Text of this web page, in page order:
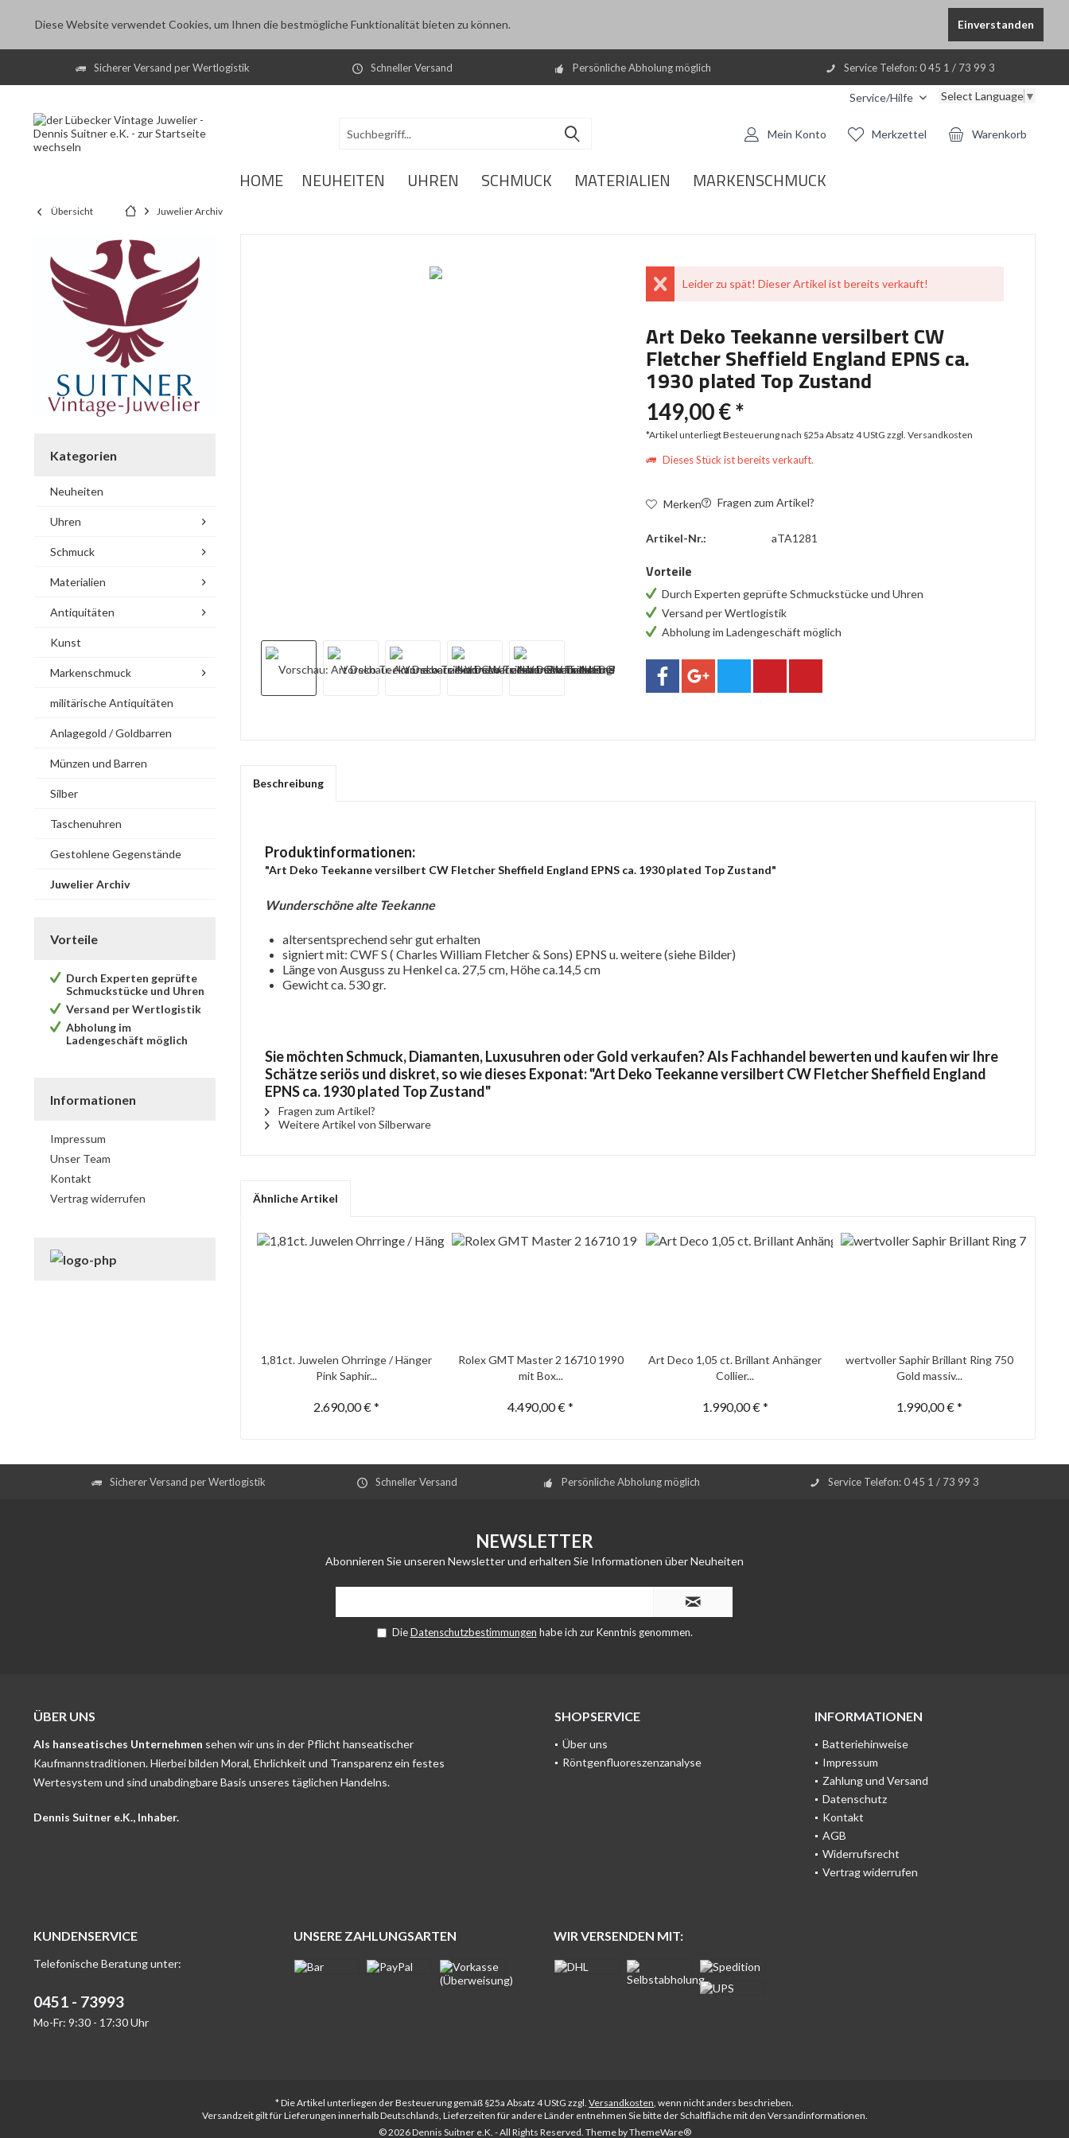
Diese Website verwendet Cookies, um Ihnen die bestmögliche Funktionalität bieten zu können. Einverstanden
Sicherer Versand per Wertlogistik Schneller Versand Persönliche Abholung möglich Service Telefon: 0 45 1 / 73 99 3
Service/Hilfe Select Language ▼
Warenkorb
Merkzettel
Mein Konto
HOME NEUHEITEN UHREN SCHMUCK MATERIALIEN MARKENSCHMUCK
Übersicht Juwelier Archiv
Kategorien
Neuheiten
Uhren
Schmuck
Materialien
Antiquitäten
Kunst
Markenschmuck
militärische Antiquitäten
Anlagegold / Goldbarren
Münzen und Barren
Silber
Taschenuhren
Gestohlene Gegenstände
Juwelier Archiv
Vorteile
Durch Experten geprüfte
Schmuckstücke und Uhren
Versand per Wertlogistik
Abholung im
Ladengeschäft möglich
Informationen
Impressum
Unser Team
Kontakt
Vertrag widerrufen
Leider zu spät! Dieser Artikel ist bereits verkauft!
Art Deko Teekanne versilbert CW
Fletcher Sheffield England EPNS ca.
1930 plated Top Zustand
149,00 € *
*Artikel unterliegt Besteuerung nach §25a Absatz 4 UStG zzgl. Versandkosten
Dieses Stück ist bereits verkauft.
Merken Fragen zum Artikel?
Artikel-Nr.: aTA1281
Vorteile
Durch Experten geprüfte Schmuckstücke und Uhren
Versand per Wertlogistik
Abholung im Ladengeschäft möglich
Beschreibung
Produktinformationen:
"Art Deko Teekanne versilbert CW Fletcher Sheffield England EPNS ca. 1930 plated Top Zustand"
Wunderschöne alte Teekanne
altersentsprechend sehr gut erhalten
signiert mit: CWF S ( Charles William Fletcher & Sons) EPNS u. weitere (siehe Bilder)
Länge von Ausguss zu Henkel ca. 27,5 cm, Höhe ca.14,5 cm
Gewicht ca. 530 gr.
Sie möchten Schmuck, Diamanten, Luxusuhren oder Gold verkaufen? Als Fachhandel bewerten und kaufen wir Ihre
Schätze seriös und diskret, so wie dieses Exponat: "Art Deko Teekanne versilbert CW Fletcher Sheffield England
EPNS ca. 1930 plated Top Zustand"
Fragen zum Artikel?
Weitere Artikel von Silberware
Ähnliche Artikel
1,81ct. Juwelen Ohrringe / Hänger
Pink Saphir...
2.690,00 € *
Rolex GMT Master 2 16710 1990
mit Box...
4.490,00 € *
Art Deco 1,05 ct. Brillant Anhänger
Collier...
1.990,00 € *
wertvoller Saphir Brillant Ring 750
Gold massiv...
1.990,00 € *
Sicherer Versand per Wertlogistik Schneller Versand Persönliche Abholung möglich Service Telefon: 0 45 1 / 73 99 3
NEWSLETTER
Abonnieren Sie unseren Newsletter und erhalten Sie Informationen über Neuheiten
DieDatenschutzbestimmungen habe ich zur Kenntnis genommen.
ÜBER UNS
Als hanseatisches Unternehmen sehen wir uns in der Pflicht hanseatischer
Kaufmannstraditionen. Hierbei bilden Moral, Ehrlichkeit und Transparenz ein festes
Wertesystem und sind unabdingbare Basis unseres täglichen Handelns.
Dennis Suitner e.K., Inhaber.
SHOPSERVICE
Über uns
Röntgenfluoreszenzanalyse
INFORMATIONEN
Batteriehinweise
Impressum
Zahlung und Versand
Datenschutz
Kontakt
AGB
Widerrufsrecht
Vertrag widerrufen
KUNDENSERVICE
Telefonische Beratung unter:
0451 - 73993
Mo-Fr: 9:30 - 17:30 Uhr
UNSERE ZAHLUNGSARTEN WIR VERSENDEN MIT:
* Die Artikel unterliegen der Besteuerung gemäß §25a Absatz 4 UStG zzgl. Versandkosten, wenn nicht anders beschrieben.
Versandzeit gilt für Lieferungen innerhalb Deutschlands, Lieferzeiten für andere Länder entnehmen Sie bitte der Schaltfläche mit den Versandinformationen.
© 2026 Dennis Suitner e.K. - All Rights Reserved. Theme byThemeWare®